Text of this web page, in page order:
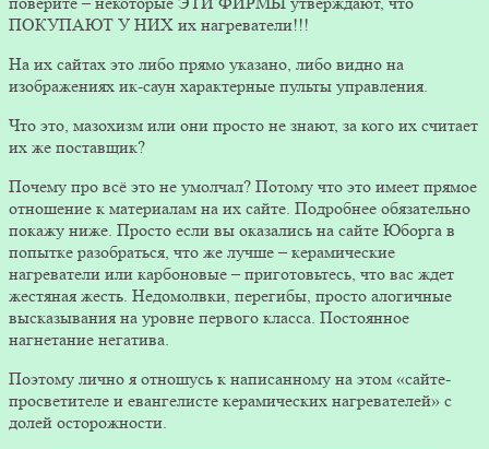
ПОКУПАЮТ У НИХ их нагреватели!!!
На их сайтах это либо прямо указано, либо видно на
изображениях ик-саун характерные пульты управления.
Что это, мазохизм или они просто не знают, за кого их считает
их же поставщик?
Почему про всё это не умолчал? Потому что это имеет прямое
отношение к материалам на их сайте. Подробнее обязательно
покажу ниже. Просто если вы оказались на сайте Юборга в
попытке разобраться, что же лучше – керамические
нагреватели или карбоновые – приготовьтесь, что вас ждет
жестяная жесть. Недомолвки, перегибы, просто алогичные
высказывания на уровне первого класса. Постоянное
нагнетание негатива.
Поэтому лично я отношусь к написанному на этом «сайте-
просветителе и евангелисте керамических нагревателей» с
долей осторожности.